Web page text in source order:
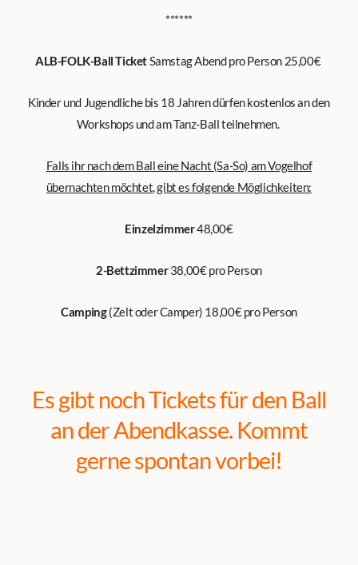
******
ALB-FOLK-Ball TicketSamstag Abend pro Person 25,00€
Kinder und Jugendliche bis 18 Jahren dürfen kostenlos an den
Workshops und am Tanz-Ball teilnehmen.
Falls ihr nach dem Ball eine Nacht (Sa-So) am Vogelhof
übernachten möchtet, gibt es folgende Möglichkeiten:
Einzelzimmer48,00€
2-Bettzimmer38,00€ pro Person
Camping(Zelt oder Camper) 18,00€ pro Person
Es gibt noch Tickets für den Ball
an der Abendkasse. Kommt
gerne spontan vorbei!